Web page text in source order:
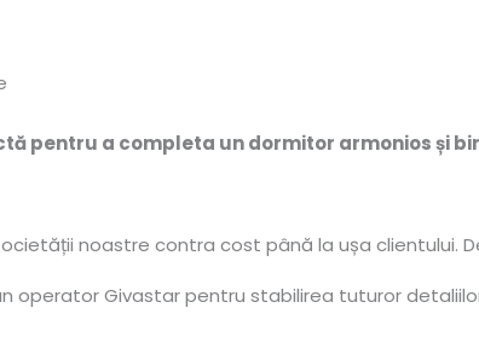
pentru a completa un dormitor armonios și
noastre contra cost până la ușa clientului.
operator Givastar pentru stabilirea tuturor